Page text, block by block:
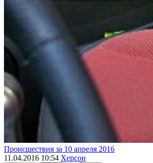
Происшествия за 10 апреля 2016
11.04.2016 10:54 Херсон